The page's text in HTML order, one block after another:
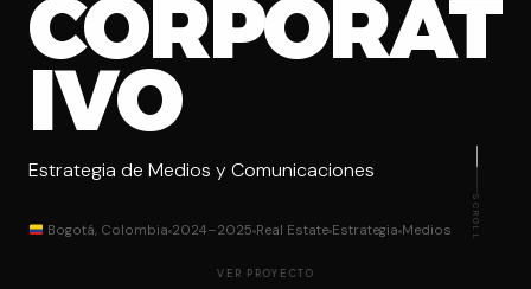
CORPORAT
IVO
Estrategia de Medios y Comunicaciones
Bogotá, Colombia 2024–2025 Real Estate Estrategia Medios SCROLL
VER PROYECTO